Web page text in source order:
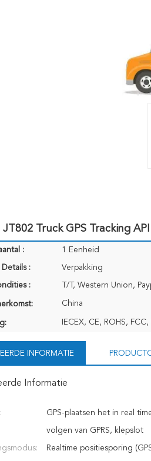
Truck GPS Tracking
: 1 Eenheid
: Verpakking
: T/T, Western Union,
China
IECEX, CE, ROHS,
INFORMATIE
Informatie
GPS-plaatsen het in real
volgen van GPRS, klepslot
Realtime positiesporing